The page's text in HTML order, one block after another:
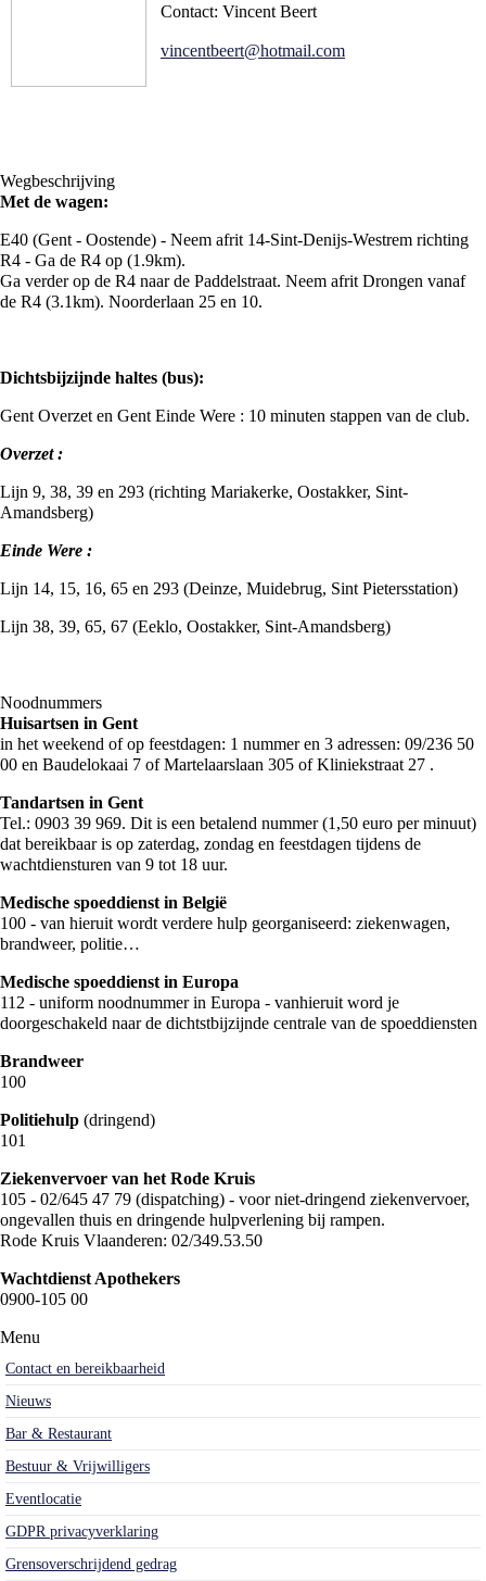
Contact: Vincent Beert
vincentbeert@hotmail.com
Wegbeschrijving
Met de wagen:
E40 (Gent - Oostende) - Neem afrit 14-Sint-Denijs-Westrem richting
R4 - Ga de R4 op (1.9km).
Ga verder op de R4 naar de Paddelstraat. Neem afrit Drongen vanaf
de R4 (3.1km). Noorderlaan 25 en 10.
Dichtsbijzijnde haltes (bus):
Gent Overzet en Gent Einde Were : 10 minuten stappen van de club.
Overzet :
Lijn 9, 38, 39 en 293 (richting Mariakerke, Oostakker, Sint-
Amandsberg)
Einde Were :
Lijn 14, 15, 16, 65 en 293 (Deinze, Muidebrug, Sint Pietersstation)
Lijn 38, 39, 65, 67 (Eeklo, Oostakker, Sint-Amandsberg)
Noodnummers
Huisartsen in Gent
in het weekend of op feestdagen: 1 nummer en 3 adressen: 09/236 50
00 en Baudelokaai 7 of Martelaarslaan 305 of Kliniekstraat 27 .
Tandartsen in Gent
Tel.: 0903 39 969. Dit is een betalend nummer (1,50 euro per minuut)
dat bereikbaar is op zaterdag, zondag en feestdagen tijdens de
wachtdiensturen van 9 tot 18 uur.
Medische spoeddienst in België
100 - van hieruit wordt verdere hulp georganiseerd: ziekenwagen,
brandweer, politie…
Medische spoeddienst in Europa
112 - uniform noodnummer in Europa - vanhieruit word je
doorgeschakeld naar de dichtstbijzijnde centrale van de spoeddiensten
Brandweer
100
Politiehulp (dringend)
101
Ziekenvervoer van het Rode Kruis
105 - 02/645 47 79 (dispatching) - voor niet-dringend ziekenvervoer,
ongevallen thuis en dringende hulpverlening bij rampen.
Rode Kruis Vlaanderen: 02/349.53.50
Wachtdienst Apothekers
0900-105 00
Menu
Contact en bereikbaarheid
Nieuws
Bar & Restaurant
Bestuur & Vrijwilligers
Eventlocatie
GDPR privacyverklaring
Grensoverschrijdend gedrag